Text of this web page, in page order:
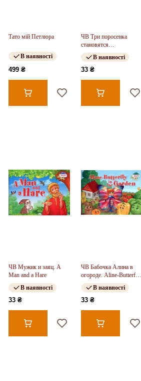
Тато мій Петлюра
В наявності
499 ₴
ЧВ Три поросенка
становятся
детективами.The Three
Little Pigs Make
Detectives
В наявності
33 ₴
ЧВ Мужик и заяц. A
Man and a Hare
В наявності
33 ₴
ЧВ Бабочка Алина в
огороде. Aline-Butterfly
in the Garden
В наявності
33 ₴